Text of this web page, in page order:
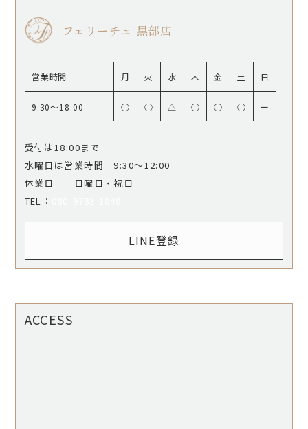
フェリーチェ 黒部店
営業時間 月 火 水 木 金 土 日
9:30〜18:00 ○ ○ △ ○ ○ ○ ー
受付は18:00まで
水曜日は営業時間 9:30〜12:00
休業日 日曜日・祝日
​​​​​​​TEL：
LINE登録
ACCESS